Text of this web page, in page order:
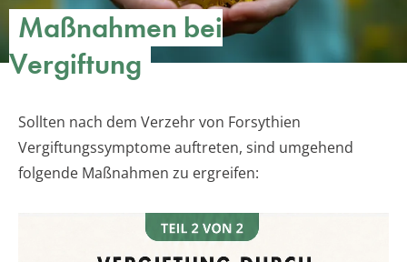
Maßnahmen bei
Vergiftung
Sollten nach dem Verzehr von Forsythien
Vergiftungssymptome auftreten, sind umgehend
folgende Maßnahmen zu ergreifen: